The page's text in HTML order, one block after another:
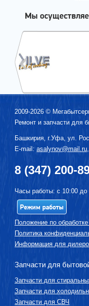
Мы
2009-2026 ©
Ремонт и запчасти для
Башкирия, г.Уфа, ул.
E-mail: asalynov@mail.ru,
8 (347) 200-
Часы работы: с 10:00
Режим работы
Положение по
Политика
Информация для
Запчасти для
Запчасти для
Запчасти для
Запчасти для СВЧ